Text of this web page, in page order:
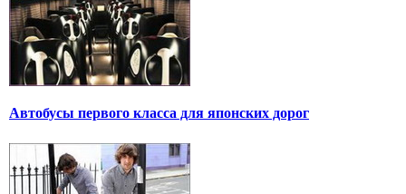
Автобусы первого класса для японских дорог